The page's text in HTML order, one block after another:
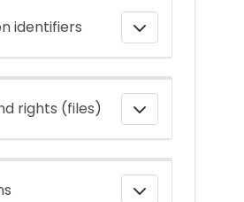
identifiers
rights (files)